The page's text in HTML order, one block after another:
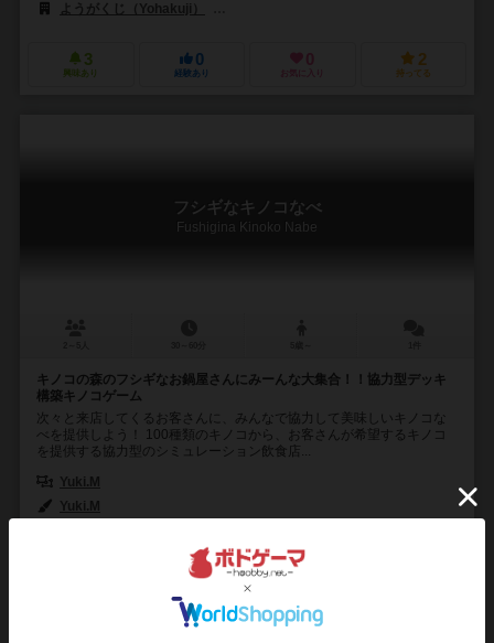
ようがくじ（Yohakuji）
3
興味あり
0
経験あり
0
お気に入り
2
持ってる
フシギなキノコなべ
Fushigina Kinoko Nabe
キノコの森のフシギなお鍋屋さんにみーんな大集合！！協力型デッキ
構築キノコゲーム
次々と来店してくるお客さんに、みんなで協力して美味しいキノコな
べを提供しよう！ 100種類のキノコから、お客さんが希望するキノコ
を提供する協力型のシミュレーション飲食店...
Yuki.M
Yuki.M
6
経験あり